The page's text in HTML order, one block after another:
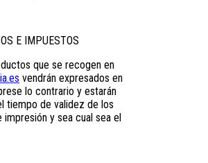
E IMPUESTOS
que se recogen en
vendrán expresados en
lo contrario y estarán
tiempo de validez de los
y sea cual sea el